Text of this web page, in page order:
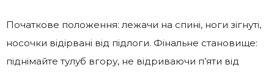
Початкове положення: лежачи на спині, ноги зігнуті,
носочки відірвані від підлоги. Фінальне становище:
піднімайте тулуб вгору, не відриваючи п’яти від